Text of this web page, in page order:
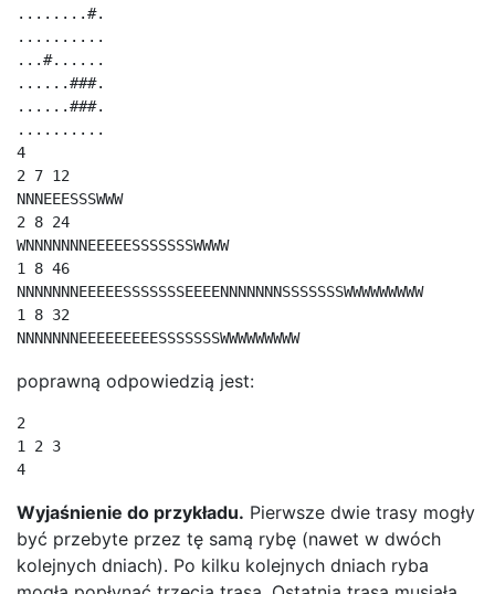
........#.
..........
...#......
......###.
......###.
..........
4
2 7 12
NNNEEESSSWWW
2 8 24
WNNNNNNNEEEEESSSSSSSWWWW
1 8 46
NNNNNNNEEEEESSSSSSSEEEENNNNNNNSSSSSSSWWWWWWWWW
1 8 32
NNNNNNNEEEEEEEEESSSSSSSWWWWWWWWW
poprawną odpowiedzią jest:
2
1 2 3
4
Wyjaśnienie do przykładu. Pierwsze dwie trasy mogły
być przebyte przez tę samą rybę (nawet w dwóch
kolejnych dniach). Po kilku kolejnych dniach ryba